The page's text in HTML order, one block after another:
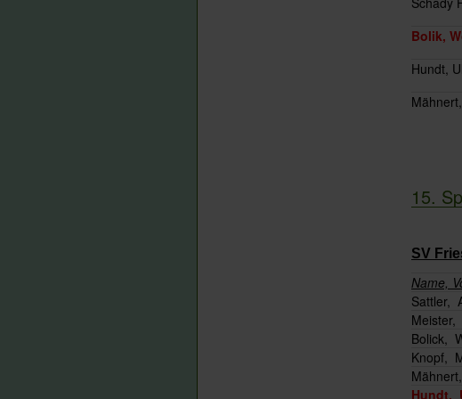
Bolik,
Hundt,
15.
SV
Name,
Sattler,
Meister,
Bolick,
Knopf,
Hundt,